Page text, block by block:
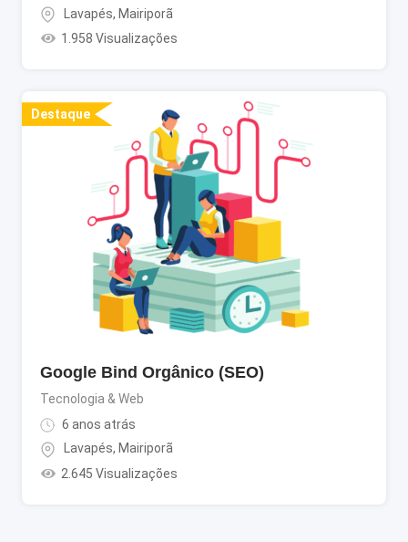
Lavapés, Mairiporã
1.958 Visualizações
Destaque
Google Bind Orgânico (SEO)
Tecnologia & Web
6 anos atrás
Lavapés, Mairiporã
2.645 Visualizações